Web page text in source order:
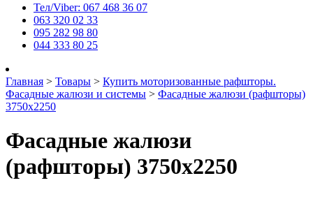
Тел/Viber: 067 468 36 07
063 320 02 33
095 282 98 80
044 333 80 25
Главная > Товары > Купить моторизованные рафшторы.
Фасадные жалюзи и системы > Фасадные жалюзи (рафшторы)
3750х2250
Фасадные жалюзи
(рафшторы) 3750х2250